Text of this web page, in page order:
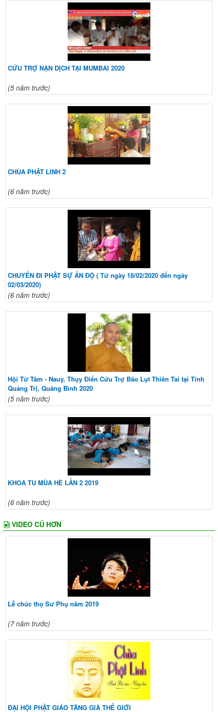
CỨU TRỢ NẠN DỊCH TẠI MUMBAI 2020
(5 năm trước)
CHÙA PHẬT LINH 2
(6 năm trước)
CHUYẾN ĐI PHẬT SỰ ẤN ĐỘ ( Từ ngày 18/02/2020 đến ngày
02/03/2020)
(6 năm trước)
Hội Từ Tâm - Nauy, Thụy Điển Cứu Trợ Bão Lụt Thiên Tai tại Tỉnh
Quảng Trị, Quảng Bình 2020
(5 năm trước)
KHOA TU MÙA HÈ LẦN 2 2019
(6 năm trước)
VIDEO CŨ HƠN
Lễ chúc thọ Sư Phụ năm 2019
(7 năm trước)
ĐẠI HỘI PHẬT GIÁO TĂNG GIÀ THẾ GIỚI